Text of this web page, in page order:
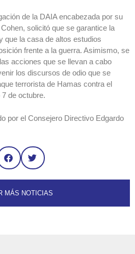
de la DAIAencabezada por su
solicitó que se garantice la
que la casa de altos estudios
frente a la guerra. Asimismo, se
acciones que se llevan a cabo
los discursos de odio que se
terrorista de Hamas contra el
de octubre.
por el Consejero Directivo Edgardo
MÁS NOTICIAS